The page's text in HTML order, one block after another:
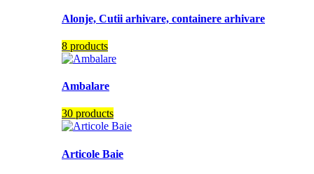
Alonje, Cutii arhivare, containere arhivare
8 products
Ambalare
30 products
Articole Baie